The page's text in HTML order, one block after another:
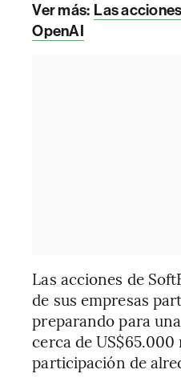
Ver más: Las
OpenAI
Las acciones de
de sus empresas
preparando para
cerca de
participación de